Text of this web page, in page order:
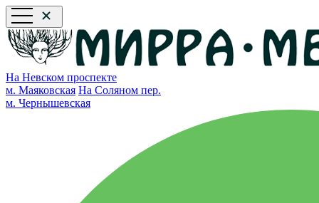
На Невском проспекте
м. Маяковская На Соляном пер.
м. Чернышевская